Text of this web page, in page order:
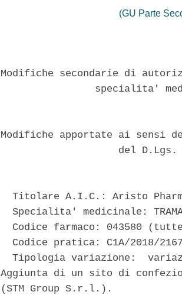
(GU Parte
Modifiche secondarie di
specialita'
Modifiche apportate ai sensi
del
Titolare A.I.C.: Aristo
Specialita' medicinale:
Codice farmaco: 043580
Codice pratica: C1A/2018/
Tipologia variazione:
Aggiunta di un sito di
(STM Group S.r.l.).